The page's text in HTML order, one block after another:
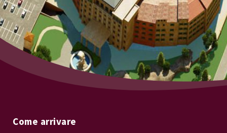
Come arrivare